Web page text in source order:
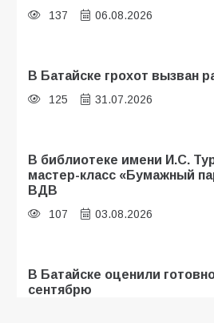
137 06.08.2026
В Батайске грохот вызван
125 31.07.2026
В библиотеке имени И.С.
мастер-класс «Бумажный
ВДВ
107 03.08.2026
В Батайске оценили
сентябрю